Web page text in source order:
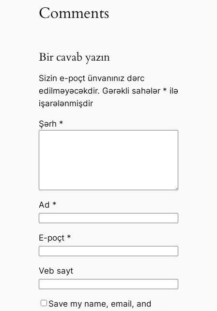
Comments
Bir cavab yazın
Sizin e-poçt ünvanınız dərc
edilməyəcəkdir. Gərəkli sahələr * ilə
işarələnmişdir
Şərh *
Ad *
E-poçt *
Veb sayt
Save my name, email, and